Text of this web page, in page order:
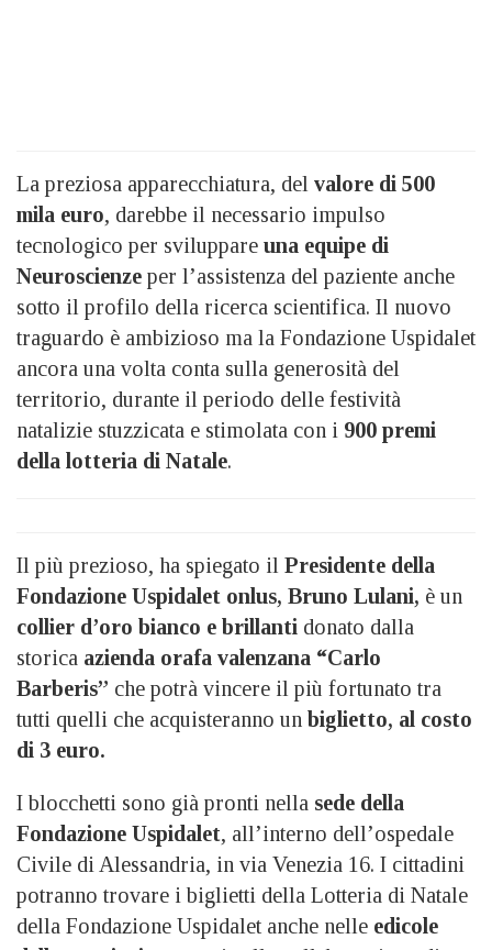
La preziosa apparecchiatura, del valore di 500
mila euro, darebbe il necessario impulso
tecnologico per sviluppare una equipe di
Neuroscienze per l’assistenza del paziente anche
sotto il profilo della ricerca scientifica. Il nuovo
traguardo è ambizioso ma la Fondazione Uspidalet
ancora una volta conta sulla generosità del
territorio, durante il periodo delle festività
natalizie stuzzicata e stimolata con i 900 premi
della lotteria di Natale.
Il più prezioso, ha spiegato il Presidente della
Fondazione Uspidalet onlus, Bruno Lulani, è un
collier d’oro bianco e brillanti donato dalla
storica azienda orafa valenzana “Carlo
Barberis” che potrà vincere il più fortunato tra
tutti quelli che acquisteranno un biglietto, al costo
di 3 euro.
I blocchetti sono già pronti nella sede della
Fondazione Uspidalet, all’interno dell’ospedale
Civile di Alessandria, in via Venezia 16. I cittadini
potranno trovare i biglietti della Lotteria di Natale
della Fondazione Uspidalet anche nelle edicole